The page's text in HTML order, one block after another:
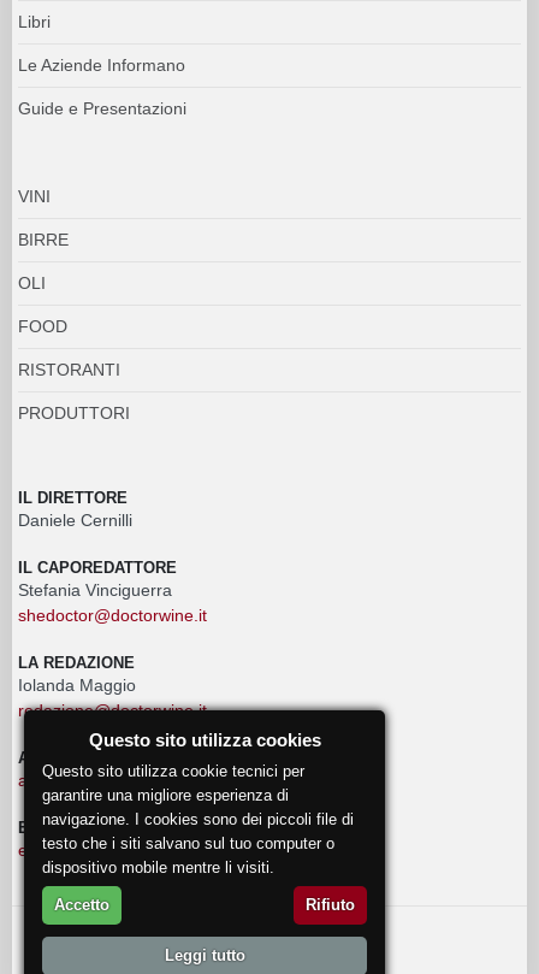
Libri
Le Aziende Informano
Guide e Presentazioni
VINI
BIRRE
OLI
FOOD
RISTORANTI
PRODUTTORI
IL DIRETTORE
Daniele Cernilli
IL CAPOREDATTORE
Stefania Vinciguerra
shedoctor@doctorwine.it
LA REDAZIONE
Iolanda Maggio
redazione@doctorwine.it
ADVERTISING
advertising@doctorwine.it
EVENTI
eventi@doctorwine.it
© 2018 DoctorWine .
Questo sito utilizza cookies
Questo sito utilizza cookie tecnici per
garantire una migliore esperienza di
navigazione. I cookies sono dei piccoli file di
testo che i siti salvano sul tuo computer o
dispositivo mobile mentre li visiti.
Accetto Rifiuto
Leggi tutto